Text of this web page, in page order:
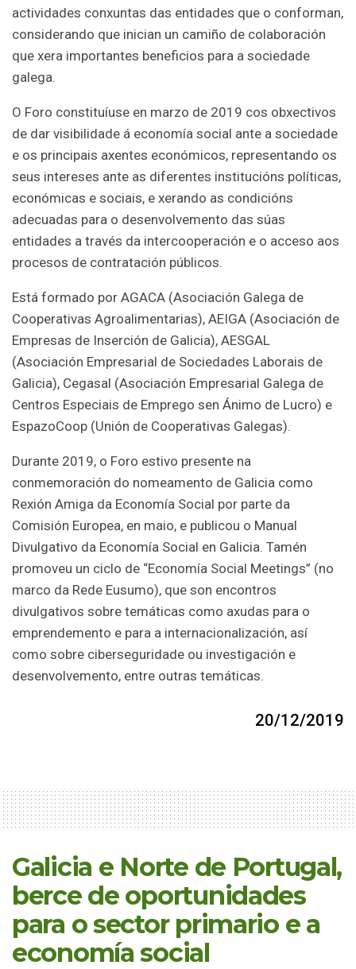
actividades conxuntas das entidades que o conforman,
considerando que inician un camiño de colaboración
que xera importantes beneficios para a sociedade
galega.
O Foro constituíuse en marzo de 2019 cos obxectivos
de dar visibilidade á economía social ante a sociedade
e os principais axentes económicos, representando os
seus intereses ante as diferentes institucións políticas,
económicas e sociais, e xerando as condicións
adecuadas para o desenvolvemento das súas
entidades a través da intercooperación e o acceso aos
procesos de contratación públicos.
Está formado por AGACA (Asociación Galega de
Cooperativas Agroalimentarias), AEIGA (Asociación de
Empresas de Inserción de Galicia), AESGAL
(Asociación Empresarial de Sociedades Laborais de
Galicia), Cegasal (Asociación Empresarial Galega de
Centros Especiais de Emprego sen Ánimo de Lucro) e
EspazoCoop (Unión de Cooperativas Galegas).
Durante 2019, o Foro estivo presente na
conmemoración do nomeamento de Galicia como
Rexión Amiga da Economía Social por parte da
Comisión Europea, en maio, e publicou o Manual
Divulgativo da Economía Social en Galicia. Tamén
promoveu un ciclo de “Economía Social Meetings” (no
marco da Rede Eusumo), que son encontros
divulgativos sobre temáticas como axudas para o
emprendemento e para a internacionalización, así
como sobre ciberseguridade ou investigación e
desenvolvemento, entre outras temáticas.
20/12/2019
Galicia e Norte de Portugal,
berce de oportunidades
para o sector primario e a
economía social